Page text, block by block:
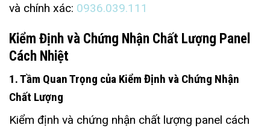
và chính xác: 0936.039.111
Kiểm Định và Chứng Nhận Chất Lượng Panel
Cách Nhiệt
1. Tầm Quan Trọng của Kiểm Định và Chứng Nhận
Chất Lượng
Kiểm định và chứng nhận chất lượng panel cách